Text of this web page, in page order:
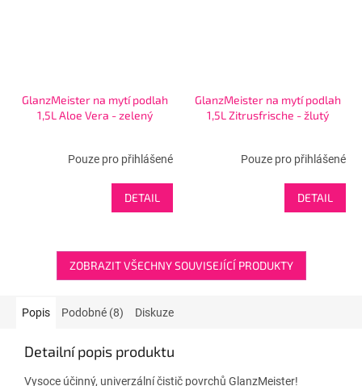
GlanzMeister na mytí podlah
1,5L Aloe Vera - zelený
Pouze pro přihlášené
DETAIL
GlanzMeister na mytí podlah
1,5L Zitrusfrische - žlutý
Pouze pro přihlášené
DETAIL
ZOBRAZIT VŠECHNY SOUVISEJÍCÍ PRODUKTY
Popis Podobné (8) Diskuze
Detailní popis produktu
Vysoce účinný, univerzální čistič povrchů GlanzMeister!